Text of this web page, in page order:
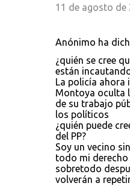
11 de agosto de
Anónimo ha
¿quién se cree
están
La policía ahora
Montoya oculta
de su trabajo
los políticos
¿quién puede
del PP?
Soy un vecino
todo mi derecho
sobretodo
volverán a